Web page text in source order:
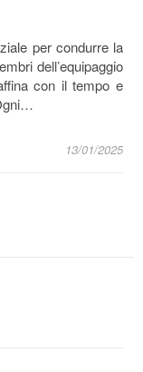
dell’equipaggio
con il tempo e
13/01/2025